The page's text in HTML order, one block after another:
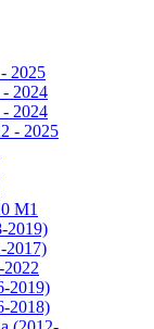
2025
2024
2024
- 2025
M1
2019)
2017)
2019)
2018)